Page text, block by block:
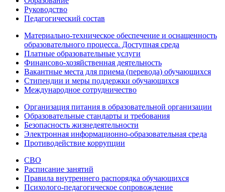
Руководство
Педагогический состав
Материально-техническое обеспечение и оснащенность
образовательного процесса. Доступная среда
Платные образовательные услуги
Финансово-хозяйственная деятельность
Вакантные места для приема (перевода) обучающихся
Стипендии и меры поддержки обучающихся
Международное сотрудничество
Организация питания в образовательной организации
Образовательные стандарты и требования
Безопасность жизнедеятельности
Электронная информационно-образовательная среда
Противодействие коррупции
СВО
Расписание занятий
Правила внутреннего распорядка обучающихся
Психолого-педагогическое сопровождение